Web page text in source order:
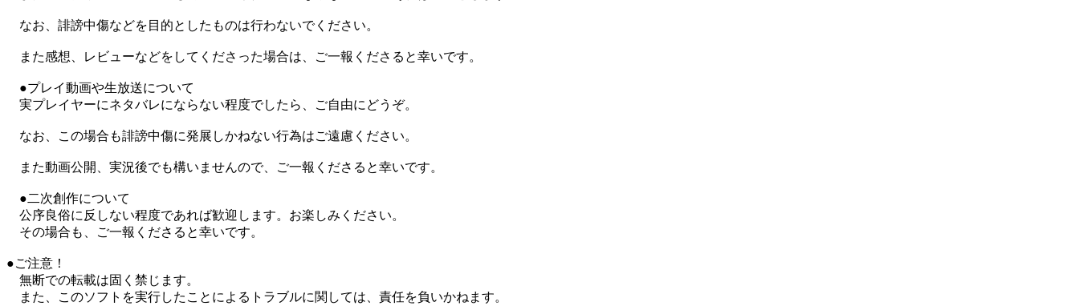
なお、誹謗中傷などを目的としたものは行わないでください。
また感想、レビューなどをしてくださった場合は、ご一報くださると幸いです。
●プレイ動画や生放送について
実プレイヤーにネタバレにならない程度でしたら、ご自由にどうぞ。
なお、この場合も誹謗中傷に発展しかねない行為はご遠慮ください。
また動画公開、実況後でも構いませんので、ご一報くださると幸いです。
●二次創作について
公序良俗に反しない程度であれば歓迎します。お楽しみください。
その場合も、ご一報くださると幸いです。
●ご注意！
無断での転載は固く禁じます。
また、このソフトを実行したことによるトラブルに関しては、責任を負いかねます。